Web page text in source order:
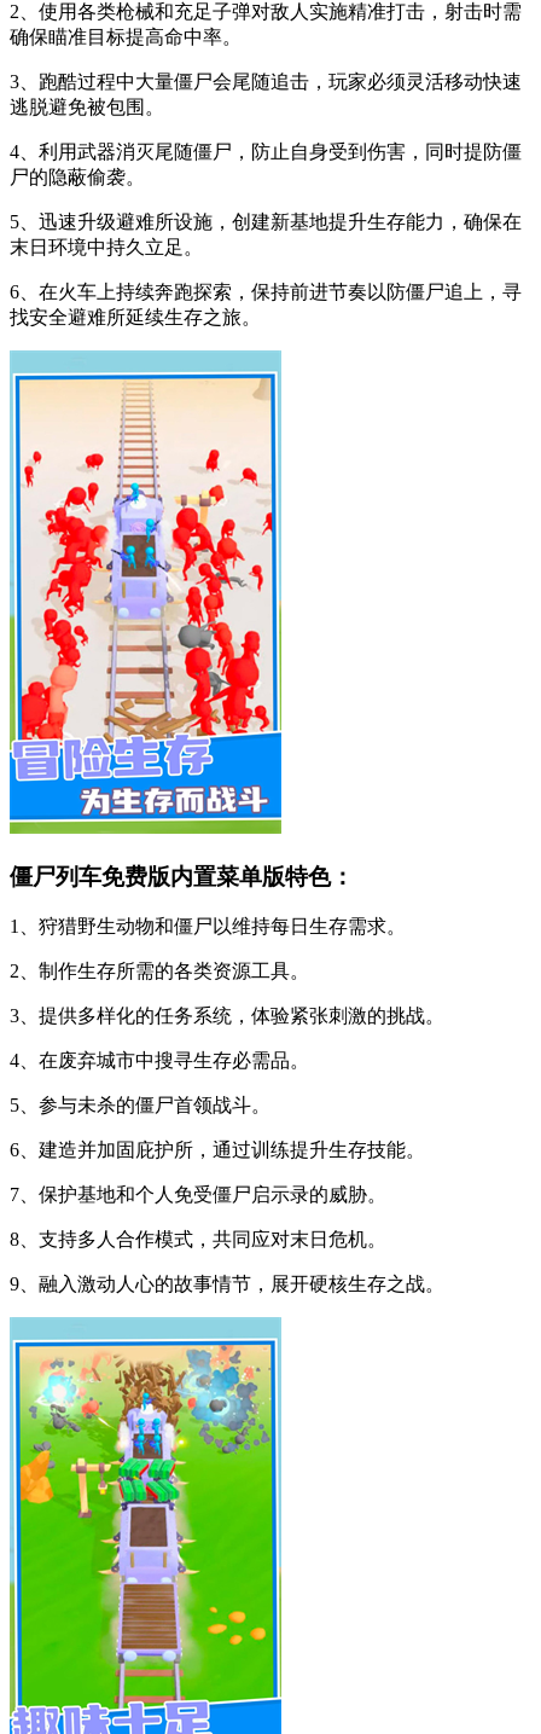
2、使用各类枪械和充足子弹对敌人实施精准打击，射击时需
确保瞄准目标提高命中率。
3、跑酷过程中大量僵尸会尾随追击，玩家必须灵活移动快速
逃脱避免被包围。
4、利用武器消灭尾随僵尸，防止自身受到伤害，同时提防僵
尸的隐蔽偷袭。
5、迅速升级避难所设施，创建新基地提升生存能力，确保在
末日环境中持久立足。
6、在火车上持续奔跑探索，保持前进节奏以防僵尸追上，寻
找安全避难所延续生存之旅。
僵尸列车免费版内置菜单版特色：
1、狩猎野生动物和僵尸以维持每日生存需求。
2、制作生存所需的各类资源工具。
3、提供多样化的任务系统，体验紧张刺激的挑战。
4、在废弃城市中搜寻生存必需品。
5、参与未杀的僵尸首领战斗。
6、建造并加固庇护所，通过训练提升生存技能。
7、保护基地和个人免受僵尸启示录的威胁。
8、支持多人合作模式，共同应对末日危机。
9、融入激动人心的故事情节，展开硬核生存之战。